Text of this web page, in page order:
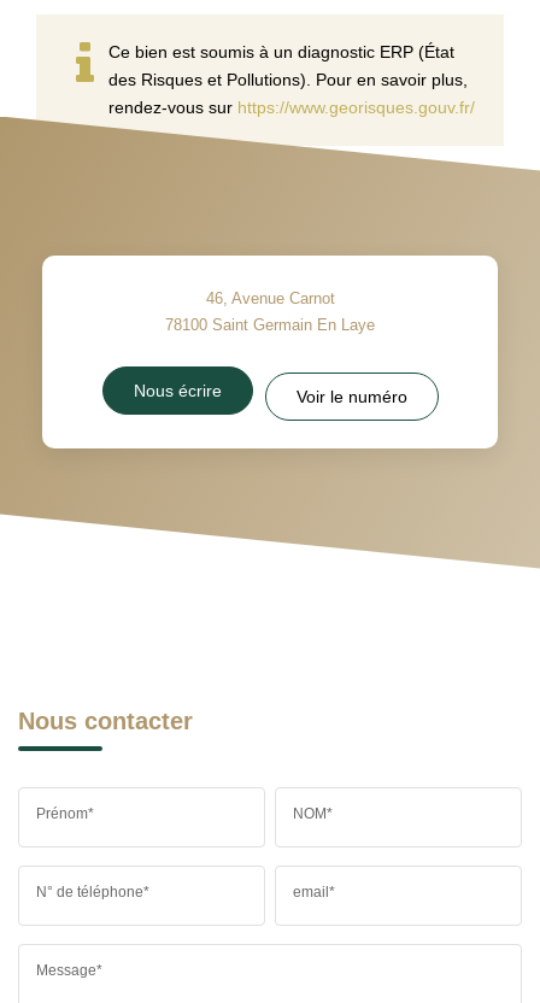
Ce bien est soumis à un diagnostic ERP (État
des Risques et Pollutions). Pour en savoir plus,
rendez-vous sur https://www.georisques.gouv.fr/
46, Avenue Carnot
78100 Saint Germain En Laye
Nous écrire Voir le numéro
Nous contacter
Prénom* NOM*
N° de téléphone* email*
Message*